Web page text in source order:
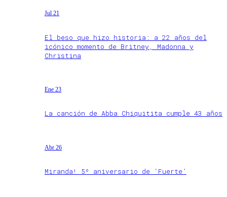
Jul 21
El beso que hizo historia: a 22 años del
icónico momento de Britney, Madonna y
Christina
Ene 23
La canción de Abba Chiquitita cumple 43 años
Abr 26
Miranda! 5º aniversario de ‘Fuerte’